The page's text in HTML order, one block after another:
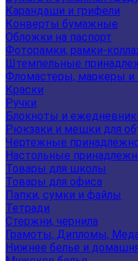
Карандаши и грифели
Конверты бумажные
Обложки на паспорт
Фоторамки, рамки-
Штемпельные
Фломастеры, маркеры и
Краски
Ручки
Блокноты и
Рюкзаки и мешки для
Чертежные
Настольные
Товары для школы
Товары для офиса
Папки, сумки и файлы
Тетради
Стержни, чернила
Грамоты, Дипломы,
Нижнее белье и